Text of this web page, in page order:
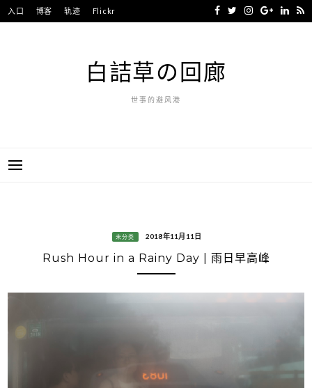
Skip
to
入口 博客 轨迹 Flickr
白詰草の回廊
世事的避风港
未分类 2018年11月11日
Rush Hour in a Rainy Day | 雨日早高峰